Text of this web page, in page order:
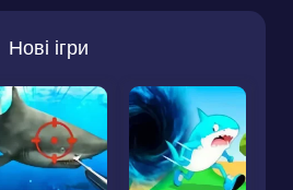
Нові ігри